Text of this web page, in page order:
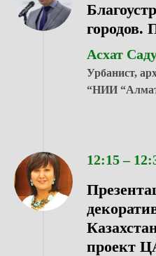
городов.
Асхат
Урбанист,
“НИИ
12:15 –
проект